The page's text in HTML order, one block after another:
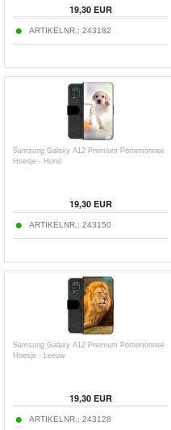
19,30EUR
ARTIKELNR.: 243182
Samsung Galaxy A12 Premium Portemonnee
Hoesje - Hond
19,30EUR
ARTIKELNR.: 243150
Samsung Galaxy A12 Premium Portemonnee
Hoesje - Leeuw
19,30EUR
ARTIKELNR.: 243128